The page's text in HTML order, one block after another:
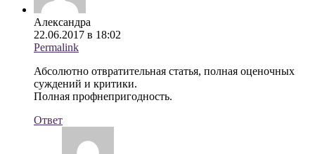
Александра
22.06.2017 в 18:02
Permalink
Абсолютно отвратительная статья, полная оценочных
суждений и критики.
Полная профнепригодность.
Ответ